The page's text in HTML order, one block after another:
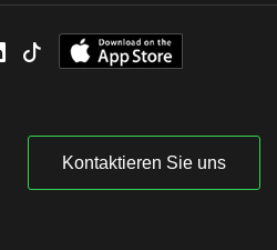
Kontaktieren Sie uns